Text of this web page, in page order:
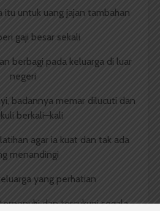
itu untuk uang jajan tambahan
gaji besar sekali
berbagi pada keluarga di luar
negeri
badannya memar dilucuti dan
berkali–kali
agar ia kuat dan tak ada
menandingi
yang perhatian
dan tercukupi segala